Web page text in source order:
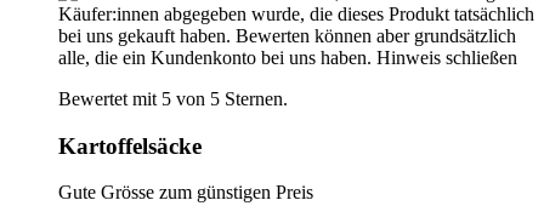
Käufer:innen abgegeben wurde, die dieses Produkt tatsächlich
bei uns gekauft haben. Bewerten können aber grundsätzlich
alle, die ein Kundenkonto bei uns haben. Hinweis schließen
Bewertet mit 5 von 5 Sternen.
Kartoffelsäcke
Gute Grösse zum günstigen Preis